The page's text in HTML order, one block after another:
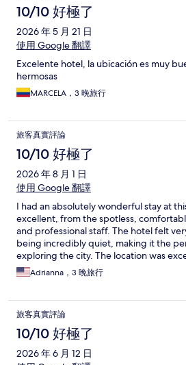
10/10 好極了
2026 年 5 月 21 日
使用 Google 翻譯
Excelente hotel, la ubicación es muy
hermosas
MARCELA，3 晚旅行
旅客真實評論
10/10 好極了
2026 年 8 月 1 日
使用 Google 翻譯
I had an absolutely wonderful stay at
excellent, from the spotless,
and professional staff. The hotel felt
being incredibly quiet, making it the
exploring the city. The location was
enjoy everything Kraków has to offer. I
for a better experience. I will definitely
Adrianna，3 晚旅行
旅客真實評論
10/10 好極了
2026 年 6 月 12 日